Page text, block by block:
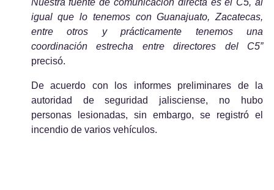
Nuestra fuente de comunicación directa es el C5, al
igual que lo tenemos con Guanajuato, Zacatecas,
entre otros y prácticamente tenemos una
coordinación estrecha entre directores del C5”
precisó.
De acuerdo con los informes preliminares de la
autoridad de seguridad jalisciense, no hubo
personas lesionadas, sin embargo, se registró el
incendio de varios vehículos.